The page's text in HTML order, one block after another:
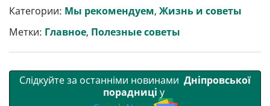
р
и
т
и
b
o
o
k
t
e
r
l g
r
a
m
s
A
p
p
r l
Категории: Мы рекомендуем, Жизнь и советы
Метки: Главное, Полезные советы
Слідкуйте за останніми новинами Дніпровської
порадниці у